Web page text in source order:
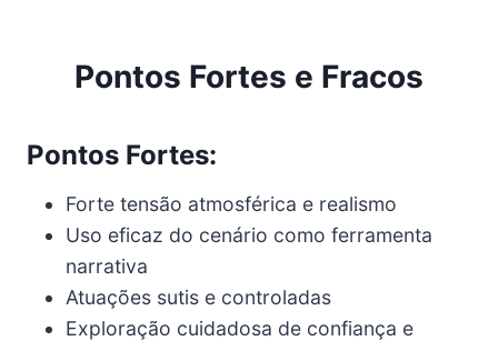
Pontos Fortes e Fracos
Pontos Fortes:
Forte tensão atmosférica e realismo
Uso eficaz do cenário como ferramenta
narrativa
Atuações sutis e controladas
Exploração cuidadosa de confiança e